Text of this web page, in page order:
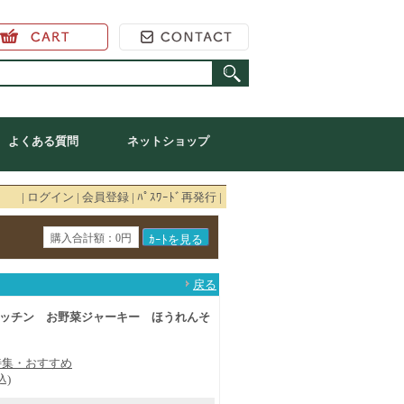
よくある質問 ネットショップ
| ログイン | 会員登録 | ﾊﾟｽﾜｰﾄﾞ再発行 |
購入合計額：0円
戻る
チン お野菜ジャーキー ほうれんそ
・おすすめ
)